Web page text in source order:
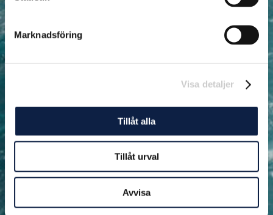
Marknadsföring
Visa detaljer
Tillåt alla
Tillåt urval
Avvisa